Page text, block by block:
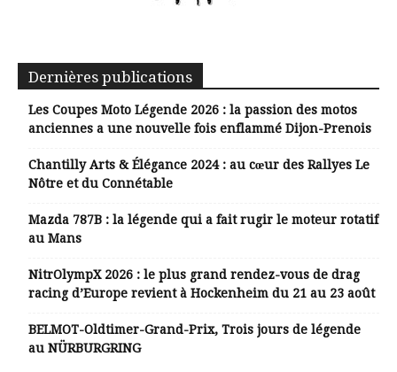
Dernières publications
Les Coupes Moto Légende 2026 : la passion des motos
anciennes a une nouvelle fois enflammé Dijon-Prenois
Chantilly Arts & Élégance 2024 : au cœur des Rallyes Le
Nôtre et du Connétable
Mazda 787B : la légende qui a fait rugir le moteur rotatif
au Mans
NitrOlympX 2026 : le plus grand rendez-vous de drag
racing d’Europe revient à Hockenheim du 21 au 23 août
BELMOT-Oldtimer-Grand-Prix, Trois jours de légende
au NÜRBURGRING